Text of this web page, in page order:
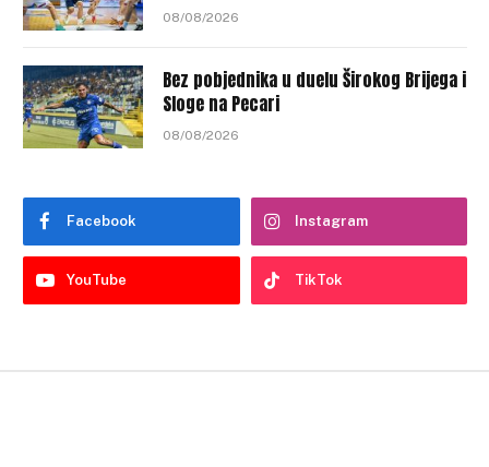
08/08/2026
Bez pobjednika u duelu Širokog Brijega i
Sloge na Pecari
08/08/2026
Facebook Instagram
YouTube TikTok